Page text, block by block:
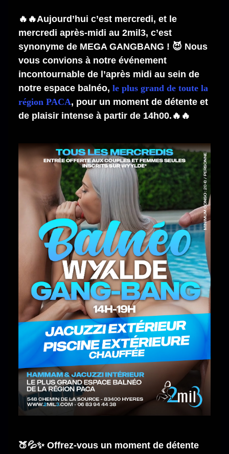
🔥🔥Aujourd’hui c’est mercredi, et le
mercredi après-midi au 2mil3, c’est
synonyme de MEGA GANGBANG ! 😈 Nous
vous convions à notre événement
incontournable de l’après midi au sein de
notre espace balnéo, le plus grand de toute la
région PACA, pour un moment de détente et
de plaisir intense à partir de 14h00.🔥🔥
🍑💦✨ Offrez-vous un moment de détente